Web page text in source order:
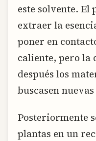
este solvente.
extraer la
poner en
caliente, pero la
después los
buscasen
Posteriormente
plantas en un